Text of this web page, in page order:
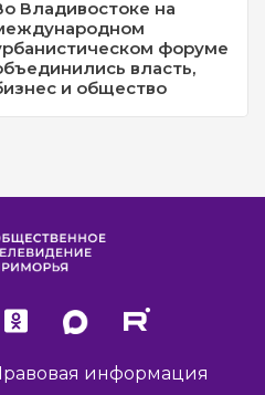
Владивостоке на
форуме
власть,
и общество
информация